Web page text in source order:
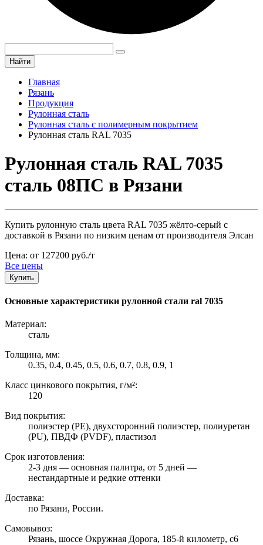
Найти
Главная
Рязань
Продукция
Рулонная сталь
Рулонная сталь с полимерным покрытием
Рулонная сталь RAL 7035
Рулонная сталь RAL 7035
сталь 08ПС в Рязани
Купить рулонную сталь цвета RAL 7035 жёлто-серый с
доставкой в Рязани по низким ценам от производителя Элсан
Цена: от 127200 руб./т
Все цены
Купить
Основные характеристики рулонной стали ral 7035
Материал:
сталь
Толщина, мм:
0.35, 0.4, 0.45, 0.5, 0.6, 0.7, 0.8, 0.9, 1
Класс цинкового покрытия, г/м²:
120
Вид покрытия:
полиэстер (PE), двухсторонний полиэстер, полиуретан
(PU), ПВДФ (PVDF), пластизол
Срок изготовления:
2-3 дня — основная палитра, от 5 дней —
нестандартные и редкие оттенки
Доставка:
по Рязани, России.
Самовывоз:
Рязань, шоссе Окружная Дорога, 185-й километр, с6